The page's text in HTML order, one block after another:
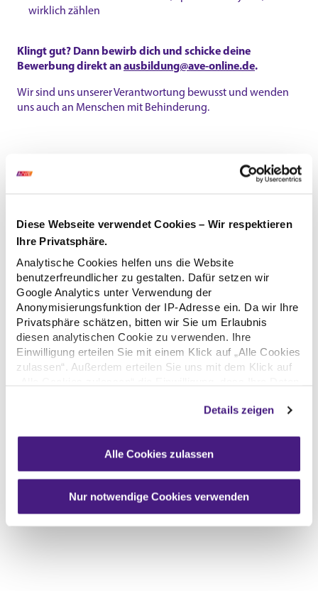
Diese Webseite verwendet Cookies – Wir respektieren
Ihre Privatsphäre.
Analytische Cookies helfen uns die Website
benutzerfreundlicher zu gestalten. Dafür setzen wir
Google Analytics unter Verwendung der
Anonymisierungsfunktion der IP-Adresse ein. Da wir Ihre
Privatsphäre schätzen, bitten wir Sie um Erlaubnis
diesen analytischen Cookie zu verwenden. Ihre
Einwilligung erteilen Sie mit einem Klick auf „Alle Cookies
zulassen“. Außerdem erteilen Sie uns mit dem Klick auf
den USA sowie in Drittländern verarbeitet werden und
Betroffenenrechte führen kann. Umfassende
Informationen finden Sie in unserer
Datenschutzerklärung. Sie können Ihre Einwilligung
klicken Sie auf „Nur notwendige Cookies verwenden“.
Diese sind für die uneingeschränkte Nutzung unserer
Details zeigen
Alle Cookies zulassen
Nur notwendige Cookies verwenden
wirklich zählen
Klingt gut? Dann bewirb dich und schicke deine
Bewerbung direkt anausbildung@ave-online.de.
Wir sind uns unserer Verantwortung bewusst und wenden
uns auch an Menschen mit Behinderung.
Weitere
Ausbildungsberufe
Kauffrau/-mann für
Dialog­marketing
Kauffrau/-mann für
Büromanagement